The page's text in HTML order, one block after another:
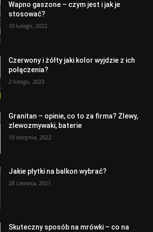
Wapno gaszone – czym jest i jak je
stosować?
10 lutego, 2022
Czerwony i żółty jaki kolor wyjdzie z ich
połączenia?
2 lutego, 2023
Granitan – opinie, co to za firma? Zlewy,
zlewozmywaki, baterie
19 sierpnia, 2022
Jakie płytki na balkon wybrać?
28 czerwca, 2021
Skuteczny sposób na mrówki – co na